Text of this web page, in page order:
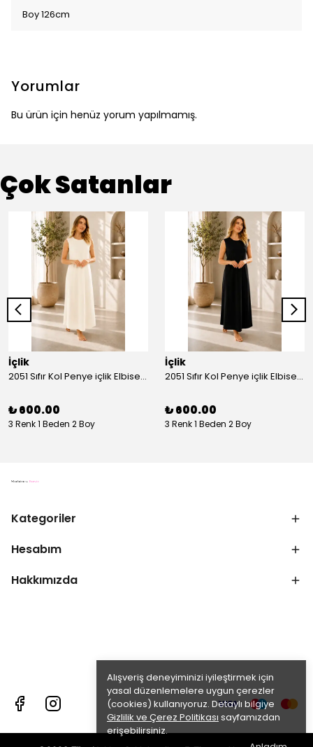
Alışveriş deneyiminizi iyileştirmek için
yasal düzenlemelere uygun çerezler
(cookies) kullanıyoruz. Detaylı bilgiye
Gizlilik ve Çerez Politikası sayfamızdan
erişebilirsiniz.
Boy 126cm
Yorumlar
Bu ürün için henüz yorum yapılmamış.
Çok Satanlar
İçlik
2051 Sıfır Kol Penye içlik Elbise - Ekru
₺ 600.00
3 Renk 1 Beden 2 Boy
İçlik
2051 Sıfır Kol Penye içlik Elbise - Siyah
₺ 600.00
3 Renk 1 Beden 2 Boy
Kategoriler
Hesabım
Hakkımızda